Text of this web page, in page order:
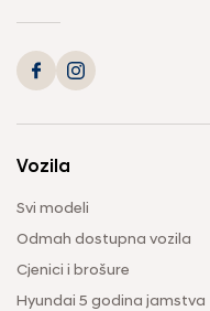
Vozila
Svi modeli
Odmah dostupna vozila
Cjenici i brošure
Hyundai 5 godina jamstva